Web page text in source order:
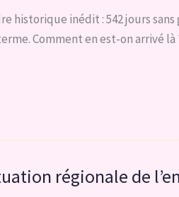
historique inédit : 542 jours
Comment en est-on
régionale de